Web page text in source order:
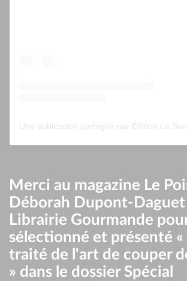
Merci au magazine Le
Déborah Dupont-Daguet
Librairie Gourmande
sélectionné et présenté
traité de l'art de couper
» dans le dossier Spécial